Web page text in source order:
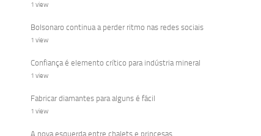
1 view
Bolsonaro continua a perder ritmo nas redes sociais
1 view
Confiança é elemento crítico para indústria mineral
1 view
Fabricar diamantes para alguns é fácil
1 view
A nova esquerda entre chalets e princesas